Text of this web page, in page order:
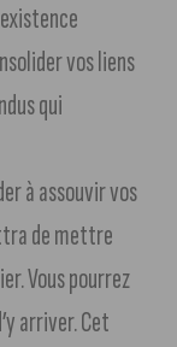
vos liens
qui
à assouvir vos
de mettre
Vous pourrez
arriver. Cet